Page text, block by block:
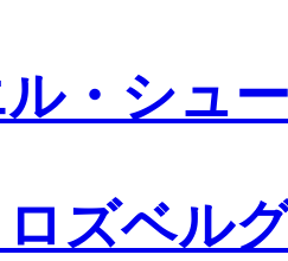
・シュ
ズベル